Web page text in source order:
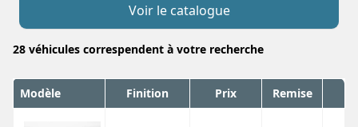
Voir le catalogue
28 véhicules correspendent à votre recherche
Modèle Finition Prix Remise